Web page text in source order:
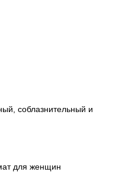
соблазнительный и